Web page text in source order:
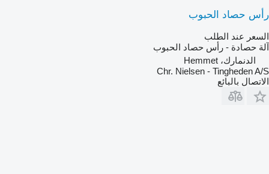
رأس حصاد الحبوب
السعر عند الطلب
آلة حصادة - رأس حصاد الحبوب
الدنمارك، Hemmet
Chr. Nielsen - Tingheden A/S
الاتصال بالبائع